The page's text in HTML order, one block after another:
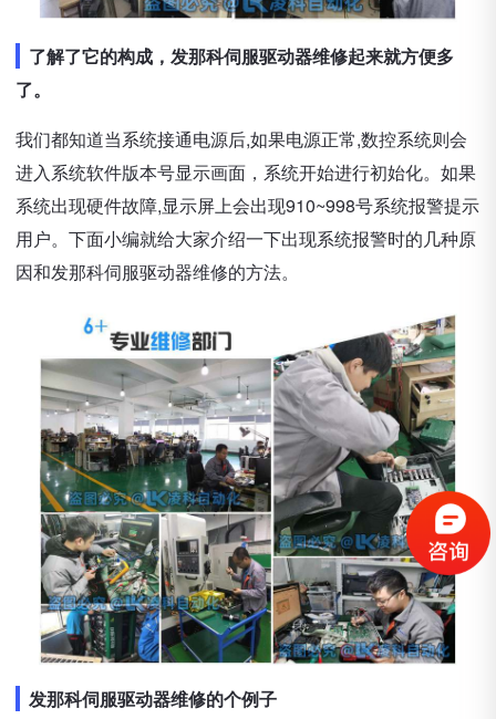
了解了它的构成，发那科伺服驱动器维修起来就方便多
了。
我们都知道当系统接通电源后,如果电源正常,数控系统则会
进入系统软件版本号显示画面，系统开始进行初始化。如果
系统出现硬件故障,显示屏上会出现910~998号系统报警提示
用户。下面小编就给大家介绍一下出现系统报警时的几种原
因和发那科伺服驱动器维修的方法。
发那科伺服驱动器维修的个例子